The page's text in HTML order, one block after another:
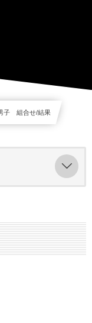
子 組合せ/結果